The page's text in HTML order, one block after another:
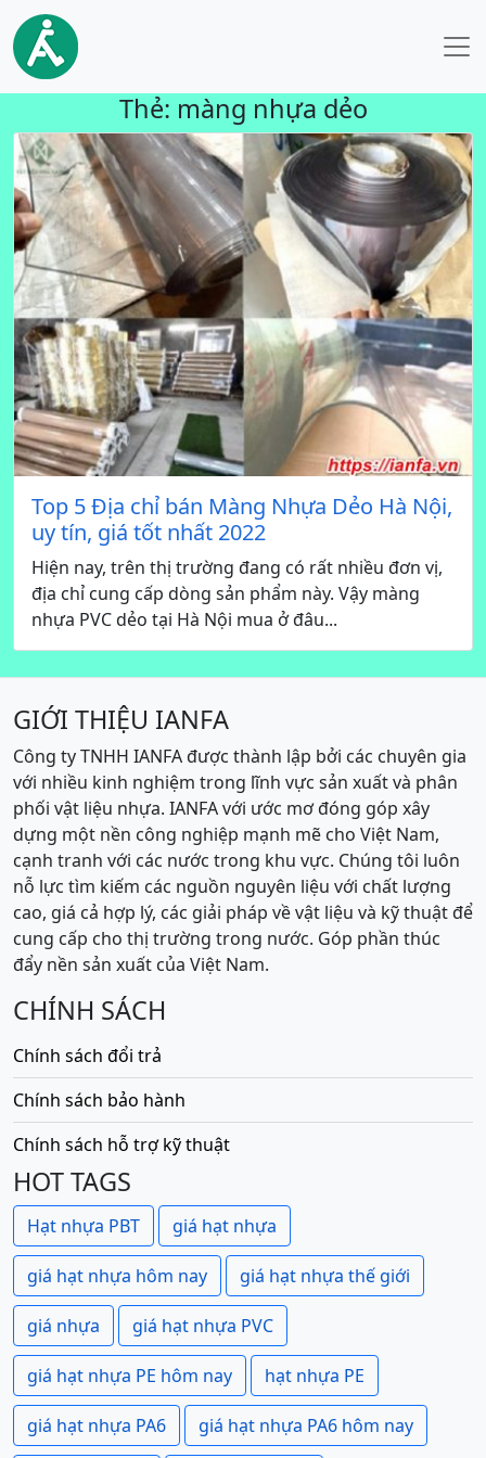
Thẻ: màng nhựa dẻo
Top 5 Địa chỉ bán Màng Nhựa Dẻo Hà Nội,
uy tín, giá tốt nhất 2022
Hiện nay, trên thị trường đang có rất nhiều đơn vị,
địa chỉ cung cấp dòng sản phẩm này. Vậy màng
nhựa PVC dẻo tại Hà Nội mua ở đâu...
GIỚI THIỆU IANFA
Công ty TNHH IANFA được thành lập bởi các chuyên gia
với nhiều kinh nghiệm trong lĩnh vực sản xuất và phân
phối vật liệu nhựa. IANFA với ước mơ đóng góp xây
dựng một nền công nghiệp mạnh mẽ cho Việt Nam,
cạnh tranh với các nước trong khu vực. Chúng tôi luôn
nỗ lực tìm kiếm các nguồn nguyên liệu với chất lượng
cao, giá cả hợp lý, các giải pháp về vật liệu và kỹ thuật để
cung cấp cho thị trường trong nước. Góp phần thúc
đẩy nền sản xuất của Việt Nam.
CHÍNH SÁCH
Chính sách đổi trả
Chính sách bảo hành
Chính sách hỗ trợ kỹ thuật
HOT TAGS
Hạt nhựa PBT giá hạt nhựa
giá hạt nhựa hôm nay giá hạt nhựa thế giới
giá nhựa giá hạt nhựa PVC
giá hạt nhựa PE hôm nay hạt nhựa PE
giá hạt nhựa PA6 giá hạt nhựa PA6 hôm nay